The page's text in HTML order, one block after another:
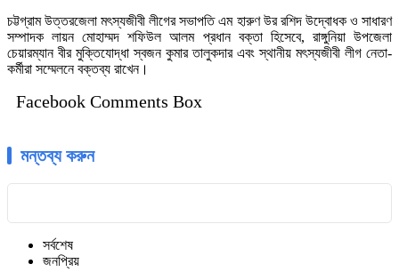
চট্টগ্রাম উত্তরজেলা মৎস্যজীবী লীগের সভাপতি এম হারুণ উর রশিদ উদ্বোধক ও সাধারণ
সম্পাদক লায়ন মোহাম্মদ শফিউল আলম প্রধান বক্তা হিসেবে, রাঙ্গুনিয়া উপজেলা
চেয়ারম্যান বীর মুক্তিযোদ্ধা স্বজন কুমার তালুকদার এবং স্থানীয় মৎস্যজীবী লীগ নেতা-
কর্মীরা সম্মেলনে বক্তব্য রাখেন।
Facebook Comments Box
মন্তব্য করুন
সর্বশেষ
জনপ্রিয়